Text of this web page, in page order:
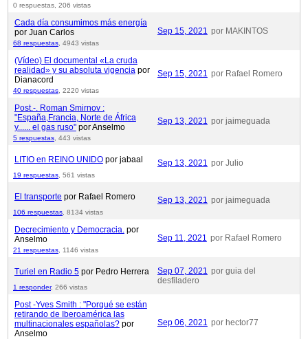
0 respuestas, 206 vistas
Cada día consumimos más energía
por Juan Carlos
68 respuestas 4943 vistas
Sep 15, 2021 por MAKINTOS
(Vídeo) El documental «La cruda
realidad» y su absoluta vigenciapor
Dianacord
40 respuestas 2220 vistas
Sep 15, 2021 por Rafael Romero
Post.-. Roman Smirnov :
"España,Francia, Norte de África
y...... el gas ruso"por Anselmo
5 respuestas 443 vistas
Sep 13, 2021 por jaimeguada
LITIO en REINO UNIDOpor jabaal
19 respuestas 561 vistas
Sep 13, 2021 por Julio
El transporte por Rafael Romero
106 respuestas 8134 vistas
Sep 13, 2021 por jaimeguada
Decrecimiento y Democracia.por
Anselmo
21 respuestas 1146 vistas
Sep 11, 2021 por Rafael Romero
Turiel en Radio 5por Pedro Herrera
1 responder, 266 vistas
Sep 07, 2021 por guia del
desfiladero
Post -Yves Smith : "Porqué se están
retirando de Iberoamérica las
multinacionales españolas?por
Anselmo
Sep 06, 2021 por hector77